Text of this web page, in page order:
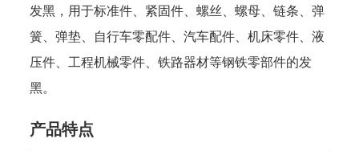
发黑，用于标准件、紧固件、螺丝、螺母、链条、弹
簧、弹垫、自行车零配件、汽车配件、机床零件、液
压件、工程机械零件、铁路器材等钢铁零部件的发
黑。
产品特点